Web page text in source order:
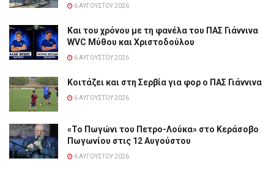
6 ΑΥΓΟΎΣΤΟΥ 2026
Και του χρόνου με τη φανέλα του ΠΑΣ Γιάννινα
WVC Μύθου και Χριστοδούλου
6 ΑΥΓΟΎΣΤΟΥ 2026
Κοιτάζει και στη Σερβία για φορ ο ΠΑΣ Γιάννινα
6 ΑΥΓΟΎΣΤΟΥ 2026
«Το Πωγώνι του Πετρο-Λούκα» στο Κεράσοβο
Πωγωνίου στις 12 Αυγούστου
6 ΑΥΓΟΎΣΤΟΥ 2026